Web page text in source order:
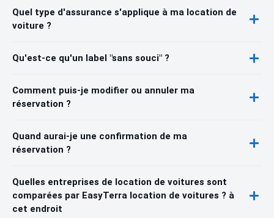
Quel type d'assurance s'applique à ma location de
voiture ?
Qu'est-ce qu'un label "sans souci" ?
Comment puis-je modifier ou annuler ma
réservation ?
Quand aurai-je une confirmation de ma
réservation ?
Quelles entreprises de location de voitures sont
comparées par EasyTerra location de voitures ? à
cet endroit